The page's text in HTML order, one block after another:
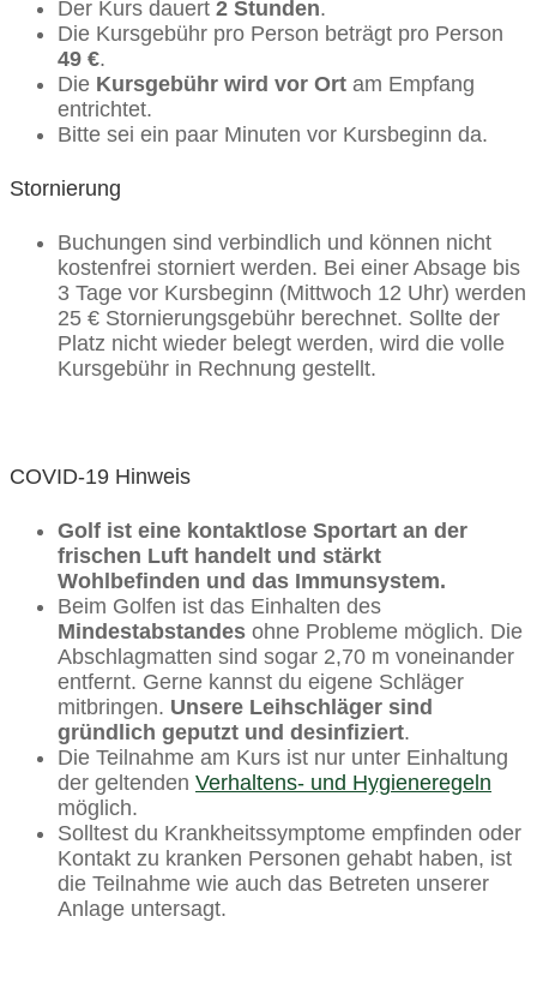
Der Kurs dauert 2 Stunden.
Die Kursgebühr pro Person beträgt pro Person
49 €.
Die Kursgebühr wird vor Ort am Empfang
entrichtet.
Bitte sei ein paar Minuten vor Kursbeginn da.
Stornierung
Buchungen sind verbindlich und können nicht
kostenfrei storniert werden. Bei einer Absage bis
3 Tage vor Kursbeginn (Mittwoch 12 Uhr) werden
25 € Stornierungsgebühr berechnet. Sollte der
Platz nicht wieder belegt werden, wird die volle
Kursgebühr in Rechnung gestellt.
COVID-19 Hinweis
Golf ist eine kontaktlose Sportart an der
frischen Luft handelt und stärkt
Wohlbefinden und das Immunsystem.
Beim Golfen ist das Einhalten des
Mindestabstandes ohne Probleme möglich. Die
Abschlagmatten sind sogar 2,70 m voneinander
entfernt. Gerne kannst du eigene Schläger
mitbringen. Unsere Leihschläger sind
gründlich geputzt und desinfiziert.
Die Teilnahme am Kurs ist nur unter Einhaltung
der geltenden Verhaltens- und Hygieneregeln
möglich.
Solltest du Krankheitssymptome empfinden oder
Kontakt zu kranken Personen gehabt haben, ist
die Teilnahme wie auch das Betreten unserer
Anlage untersagt.